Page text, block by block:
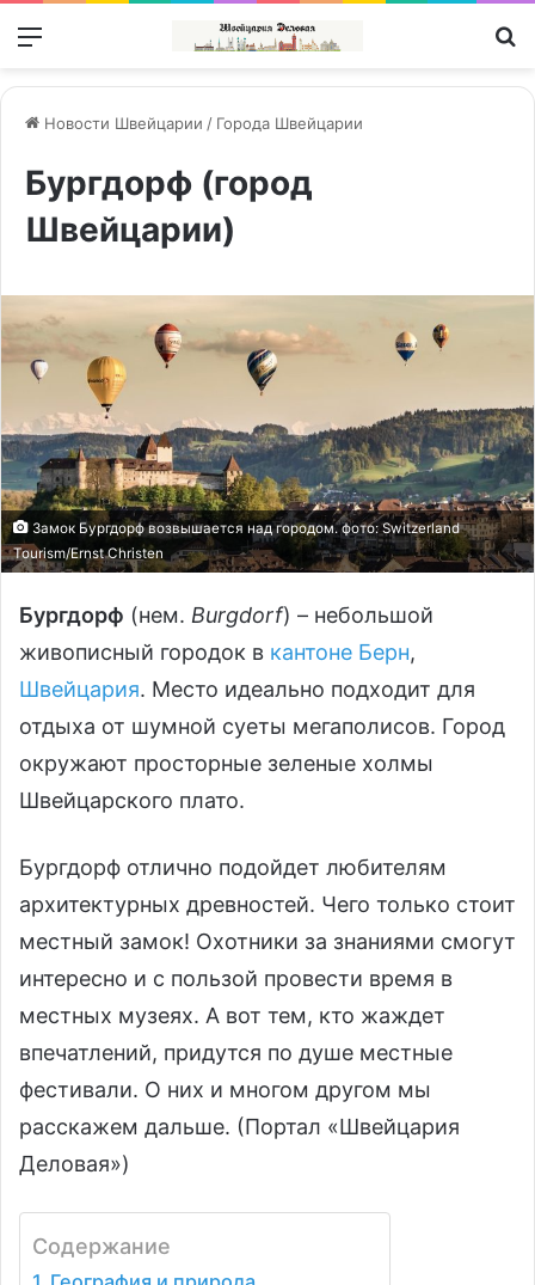
Меню
Новости Швейцарии / Города Швейцарии
Бургдорф (город
Швейцарии)
Замок Бургдорф возвышается над городом. фото: Switzerland
Tourism/Ernst Christen
Бургдорф (нем. Burgdorf) – небольшой
живописный городок в кантоне Берн,
Швейцария. Место идеально подходит для
отдыха от шумной суеты мегаполисов. Город
окружают просторные зеленые холмы
Швейцарского плато.
Бургдорф отлично подойдет любителям
архитектурных древностей. Чего только стоит
местный замок! Охотники за знаниями смогут
интересно и с пользой провести время в
местных музеях. А вот тем, кто жаждет
впечатлений, придутся по душе местные
фестивали. О них и многом другом мы
расскажем дальше. (Портал «Швейцария
Деловая»)
Содержание